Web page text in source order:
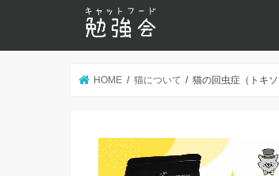
HOME 猫について 猫の回虫症（トキ